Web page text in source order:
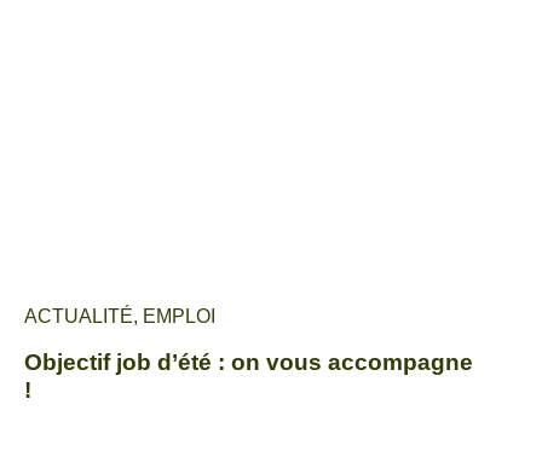
ACTUALITÉ, EMPLOI
Objectif job d’été : on vous accompagne
!